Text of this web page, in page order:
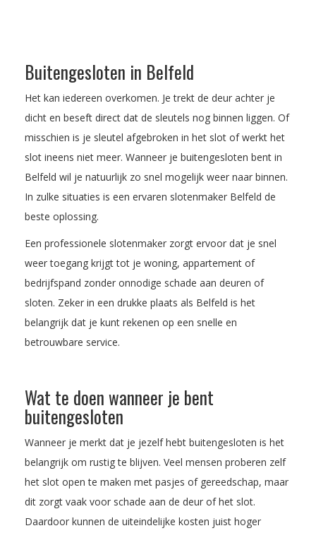
Buitengesloten in Belfeld
Het kan iedereen overkomen. Je trekt de deur achter je
dicht en beseft direct dat de sleutels nog binnen liggen. Of
misschien is je sleutel afgebroken in het slot of werkt het
slot ineens niet meer. Wanneer je buitengesloten bent in
Belfeld wil je natuurlijk zo snel mogelijk weer naar binnen.
In zulke situaties is een ervaren slotenmaker Belfeld de
beste oplossing.
Een professionele slotenmaker zorgt ervoor dat je snel
weer toegang krijgt tot je woning, appartement of
bedrijfspand zonder onnodige schade aan deuren of
sloten. Zeker in een drukke plaats als Belfeld is het
belangrijk dat je kunt rekenen op een snelle en
betrouwbare service.
Wat te doen wanneer je bent
buitengesloten
Wanneer je merkt dat je jezelf hebt buitengesloten is het
belangrijk om rustig te blijven. Veel mensen proberen zelf
het slot open te maken met pasjes of gereedschap, maar
dit zorgt vaak voor schade aan de deur of het slot.
Daardoor kunnen de uiteindelijke kosten juist hoger